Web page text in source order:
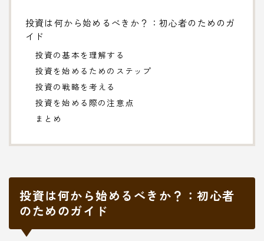
投資は何から始めるべきか？：初心者のためのガ
イド
投資の基本を理解する
投資を始めるためのステップ
投資の戦略を考える
投資を始める際の注意点
まとめ
投資は何から始めるべきか？：初心者
のためのガイド